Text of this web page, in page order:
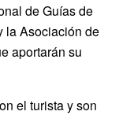
de Guías de
la Asociación de
aportarán su
el turista y son